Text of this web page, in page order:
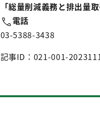
「総量削減義務と排出量
電話
03-5388-3438
記事ID：021-001-